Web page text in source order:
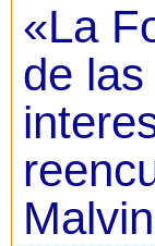
«La
de